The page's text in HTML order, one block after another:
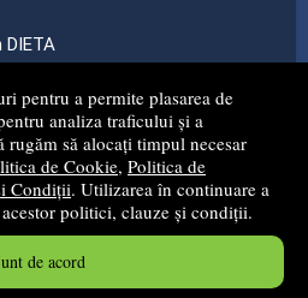
pentru a permite plasarea de
analiza traficului și a
să alocați timpul necesar
de Cookie, Politica de
Condiții. Utilizarea în continuare a
politici, clauze și condiții.
de acord
DIETA
NET DISTRIBUTION S.R.L.
creat deVital Soft